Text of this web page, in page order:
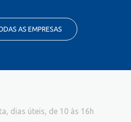
AS EMPRESAS
dias úteis, de 10 às 16h